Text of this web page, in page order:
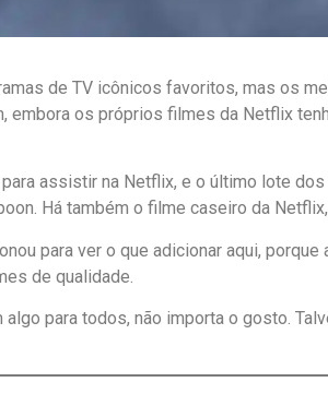
de TV icônicos favoritos, mas os
embora os próprios filmes da Netflix
assistir na Netflix, e o último lote
Há também o filme caseiro da
para ver o que adicionar aqui,
de qualidade.
para todos, não importa o gosto.